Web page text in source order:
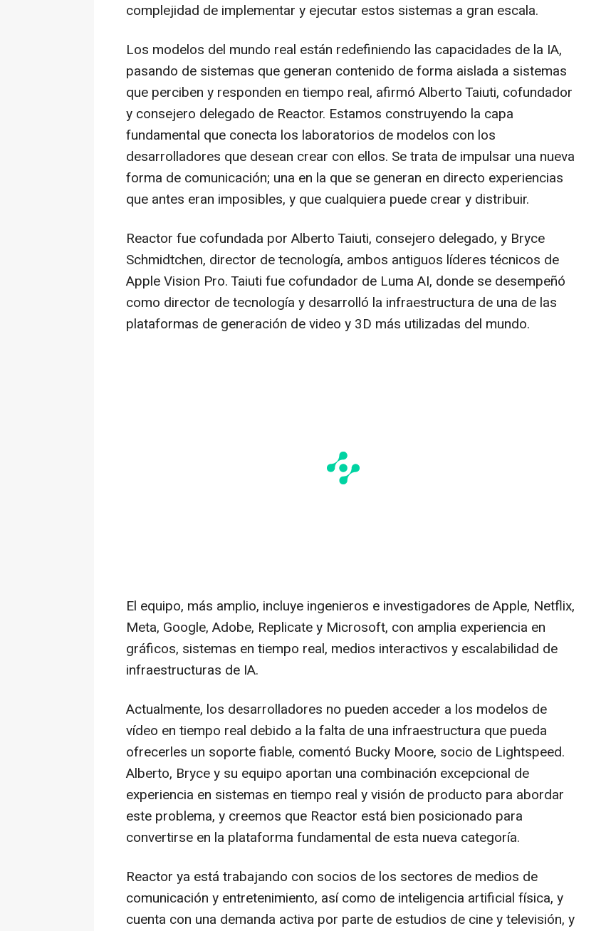
complejidad de implementar y ejecutar estos sistemas a gran escala.
Los modelos del mundo real están redefiniendo las capacidades de la IA,
pasando de sistemas que generan contenido de forma aislada a sistemas
que perciben y responden en tiempo real, afirmó Alberto Taiuti, cofundador
y consejero delegado de Reactor. Estamos construyendo la capa
fundamental que conecta los laboratorios de modelos con los
desarrolladores que desean crear con ellos. Se trata de impulsar una nueva
forma de comunicación; una en la que se generan en directo experiencias
que antes eran imposibles, y que cualquiera puede crear y distribuir.
Reactor fue cofundada por Alberto Taiuti, consejero delegado, y Bryce
Schmidtchen, director de tecnología, ambos antiguos líderes técnicos de
Apple Vision Pro. Taiuti fue cofundador de Luma AI, donde se desempeñó
como director de tecnología y desarrolló la infraestructura de una de las
plataformas de generación de video y 3D más utilizadas del mundo.
El equipo, más amplio, incluye ingenieros e investigadores de Apple, Netflix,
Meta, Google, Adobe, Replicate y Microsoft, con amplia experiencia en
gráficos, sistemas en tiempo real, medios interactivos y escalabilidad de
infraestructuras de IA.
Actualmente, los desarrolladores no pueden acceder a los modelos de
vídeo en tiempo real debido a la falta de una infraestructura que pueda
ofrecerles un soporte fiable, comentó Bucky Moore, socio de Lightspeed.
Alberto, Bryce y su equipo aportan una combinación excepcional de
experiencia en sistemas en tiempo real y visión de producto para abordar
este problema, y creemos que Reactor está bien posicionado para
convertirse en la plataforma fundamental de esta nueva categoría.
Reactor ya está trabajando con socios de los sectores de medios de
comunicación y entretenimiento, así como de inteligencia artificial física, y
cuenta con una demanda activa por parte de estudios de cine y televisión, y